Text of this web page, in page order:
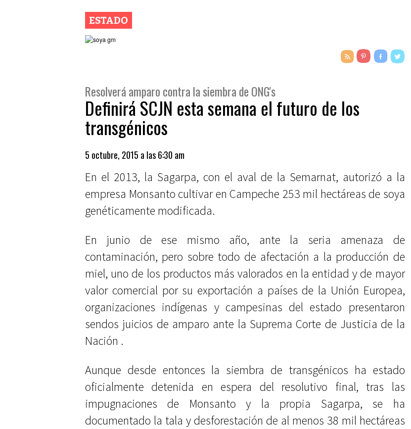
ESTADO
Resolverá amparo contra la siembra de ONG's
Definirá SCJN esta semana el futuro de los
transgénicos
5 octubre, 2015 a las 6:30 am
En el 2013, la Sagarpa, con el aval de la Semarnat, autorizó a la
empresa Monsanto cultivar en Campeche 253 mil hectáreas de soya
genéticamente modificada.
En junio de ese mismo año, ante la seria amenaza de
contaminación, pero sobre todo de afectación a la producción de
miel, uno de los productos más valorados en la entidad y de mayor
valor comercial por su exportación a países de la Unión Europea,
organizaciones indígenas y campesinas del estado presentaron
sendos juicios de amparo ante la Suprema Corte de Justicia de la
Nación .
Aunque desde entonces la siembra de transgénicos ha estado
oficialmente detenida en espera del resolutivo final, tras las
impugnaciones de Monsanto y la propia Sagarpa, se ha
documentado la tala y desforestación de al menos 38 mil hectáreas